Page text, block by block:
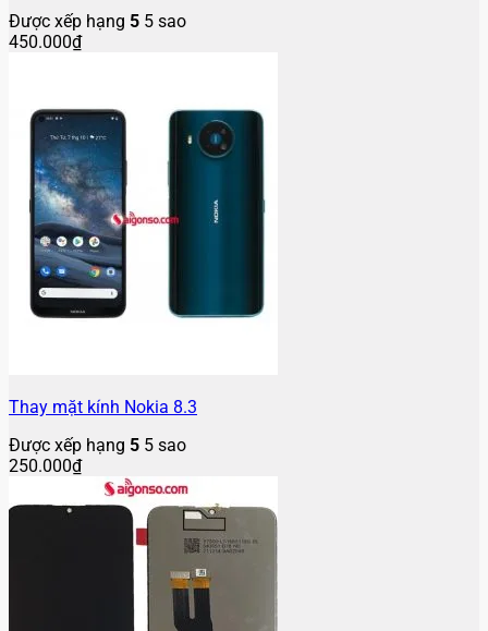
Được xếp hạng 5 5 sao
450.000₫
Thay mặt kính Nokia 8.3
Được xếp hạng 5 5 sao
250.000₫